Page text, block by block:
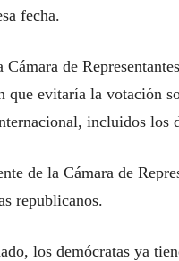
fecha.
Cámara de
que evitaría la votación
incluidos los
de la Cámara de
republicanos.
los demócratas ya